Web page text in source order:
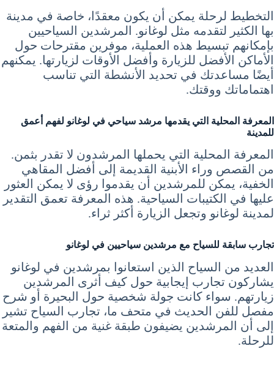
التخطيط لرحلة يمكن أن يكون معقدًا، خاصة في مدينة
بها الكثير لتقدمه مثل لوغانو. المرشدين السياحيين
بإمكانهم تبسيط هذه العملية، موفرين مقترحات حول
الأماكن الأفضل للزيارة وأفضل الأوقات لزيارتها. يمكنهم
أيضًا مساعدتك في تحديد الأنشطة التي تناسب
اهتماماتك ووقتك.
المعرفة المحلية التي يقدمها مرشد سياحي في لوغانو لفهم أعمق
للمدينة
المعرفة المحلية التي يحملها المرشدون لا تقدر بثمن.
من القصص وراء الأبنية القديمة إلى أفضل المقاهي
الخفية، يمكن للمرشدين أن يقدموا رؤى لا يمكن العثور
عليها في الكتيبات السياحية. هذه المعرفة تعمق التقدير
لمدينة لوغانو وتجعل الزيارة أكثر ثراء.
تجارب سابقة للسياح مع مرشدين سياحيين في لوغانو
العديد من السياح الذين استعانوا بمرشدين في لوغانو
يشاركون تجارب إيجابية حول كيف أثرى المرشدين
زيارتهم. سواء كانت جولة شخصية حول البحيرة أو شرح
مفصل للفن الحديث في متحف ما، تجارب السياح تشير
إلى أن المرشدين يضيفون طبقة غنية من الفهم والمتعة
للرحلة.